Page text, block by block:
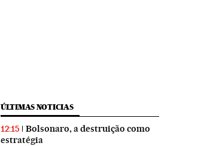
ÚLTIMAS NOTICIAS
12:15
Bolsonaro, a destruição como
estratégia